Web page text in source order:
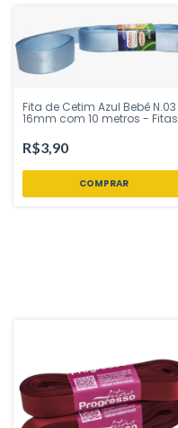
Fita de Cetim Azul Bebê N.03
16mm com 10 metros - Fitas
Loja
R$3,90